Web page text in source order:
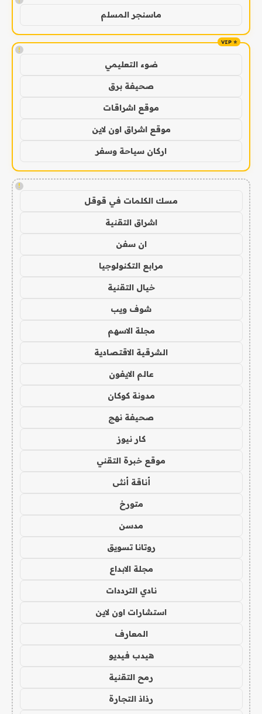
ماسنجر المسلم
!
ضوء التعليمي
صحيفة برق
موقع اشراقات
موقع اشراق اون لاين
اركان سياحة وسفر
!
مسك الكلمات في قوقل
اشراق التقنية
ان سفن
مرابع التكنولوجيا
خيال التقنية
شوف ويب
مجلة الاسهم
الشرقية الاقتصادية
عالم الايفون
مدونة كوكان
صحيفة نهج
كار نيوز
موقع خبرة التقني
أناقة أنثى
متورخ
مدسن
روتانا تسويق
مجلة الابداع
نادي الترددات
استشارات اون لاين
المعارف
هيدب فيديو
رمح التقنية
رذاذ التجارة